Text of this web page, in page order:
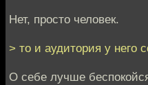
Нет, просто человек.
> то и аудитория у него
О себе лучше